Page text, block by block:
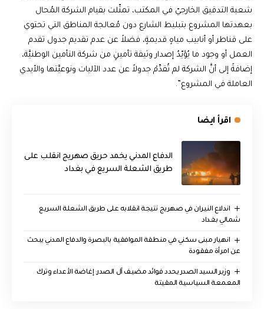
شعبة التدقيق الخارجيّ في المكتب، تمثّلت بقيام الشركة المُحال
بعهدتها المشروع بتبليط الشارع دون مُعالجة المناطق التي تحتوي
على قناطر أو أنابيب مياهٍ قديمةٍ، فضلاً عن عدم تقديم جدول تقدم
العمل أو وجود ما يُؤيّدُ إصدار وثيقة تأمينٍ من شركة التأمين الوطنيَّة،
إضافةً إلى أنَّ الشركة لم تُقدِّمْ جدولاً عن عدد الآليات ونوعيَّتها والأيدي
العاملة في المشروع”.
اقرأ ايضا
الدفاع المدني يخمد حريق صهريج انقلب على
طريق الشعلة السريع في بغداد
اندلاع النيران في صهريج نتيجة انقلابه على طريق الشعلة السريع
شمالي بغداد
انهيار مبنى سكني في منطقة الموافقية بالبصرة والدفاع المدني يبحث
عن امرأة مفقودة
وزير السيد الصدر يحدد فوائد مضيف آل الصدر: إغاضة الأعداء وترك
المعمعة السياسية المقيتة